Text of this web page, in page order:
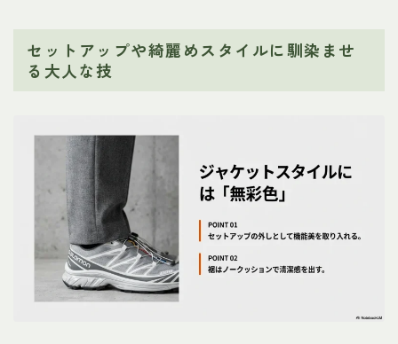
セットアップや綺麗めスタイルに馴染ませ
る大人な技